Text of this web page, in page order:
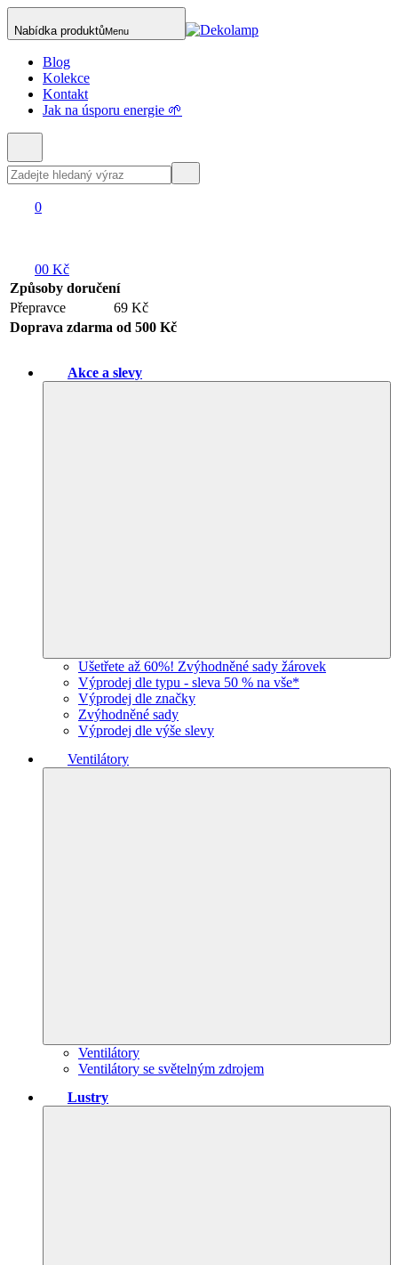
Nabídka produktůMenu
Blog
Kolekce
Kontakt
Jak na úsporu energie 🌱
0
00 Kč
Způsoby doručení
Přepravce
69 Kč
Doprava zdarma od 500 Kč
Akce a slevy
Ušetřete až 60%! Zvýhodněné sady žárovek
Výprodej dle typu - sleva 50 % na vše*
Výprodej dle značky
Zvýhodněné sady
Výprodej dle výše slevy
Ventilátory
Ventilátory
Ventilátory se světelným zdrojem
Lustry